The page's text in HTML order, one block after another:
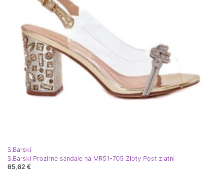
S.Barski
S.Barski Prozirne sandale na MR51-705 Zloty Post zlatni
65,62 €